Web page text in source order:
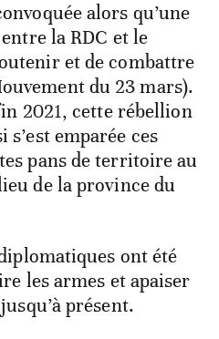
alors qu’une
la RDC et le
et de combattre
du 23 mars).
2021, cette rébellion
emparée ces
pans de territoire au
de la province du
ont été
les armes et apaiser
présent.